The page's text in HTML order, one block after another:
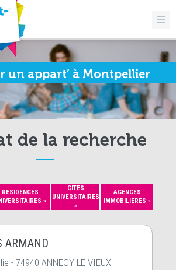
un appart’ à Montpellier
de la recherche
RESIDENCES
»
CITES
UNIVERSITAIRES
»
AGENCES
IMMOBILIERES »
ARMAND
- 74940 ANNECY LE VIEUX